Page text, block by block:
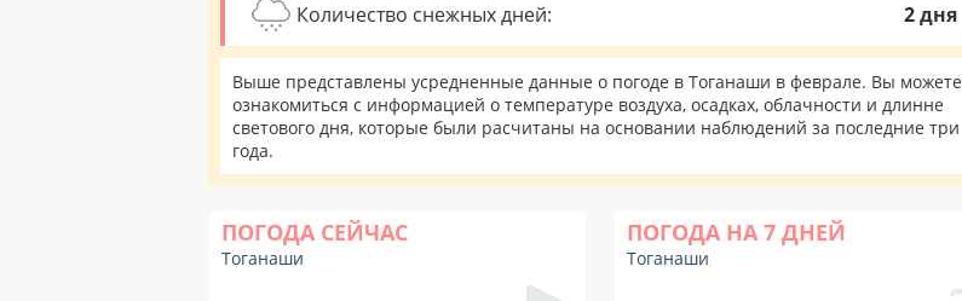
Количество снежных дней: 2 дня
Выше представлены усредненные данные о погоде в Тоганаши в феврале. Вы можете
ознакомиться с информацией о температуре воздуха, осадках, облачности и длинне
светового дня, которые были расчитаны на основании наблюдений за последние три
года.
ПОГОДА СЕЙЧАС
Тоганаши
ПОГОДА НА 7 ДНЕЙ
Тоганаши